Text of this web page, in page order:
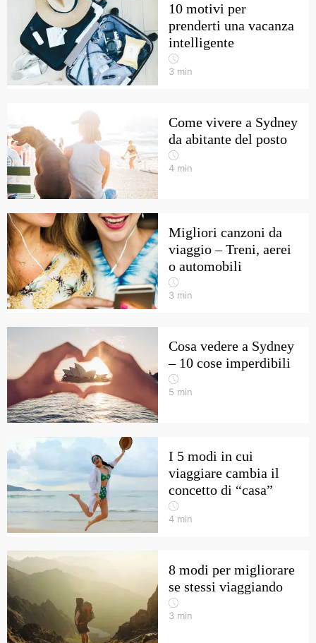
10 motivi per
prenderti una vacanza
intelligente
3 min
Come vivere a Sydney
da abitante del posto
4 min
Migliori canzoni da
viaggio – Treni, aerei
o automobili
3 min
Cosa vedere a Sydney
– 10 cose imperdibili
5 min
I 5 modi in cui
viaggiare cambia il
concetto di “casa”
4 min
8 modi per migliorare
se stessi viaggiando
3 min